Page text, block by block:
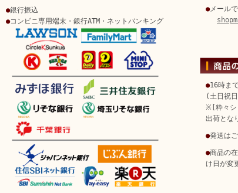
●銀行振込
●コンビニ専用端末・銀行ATM・ネットバンキング
●メール
●16時ま
(土日祝
※[粋々シ
出荷とな
●発送は
●商品の
け日が変